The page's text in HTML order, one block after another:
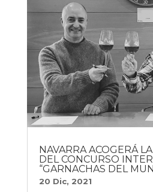
NAVARRA ACOGERÁ
DEL CONCURSO
“GARNACHAS DEL
20 Dic, 2021